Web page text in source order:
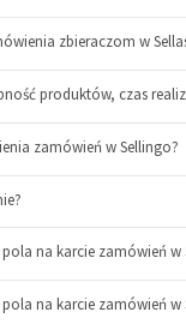
zbieraczom w
produktów, czas
zamówień w Sellingo?
na karcie zamówień w
na karcie zamówień w